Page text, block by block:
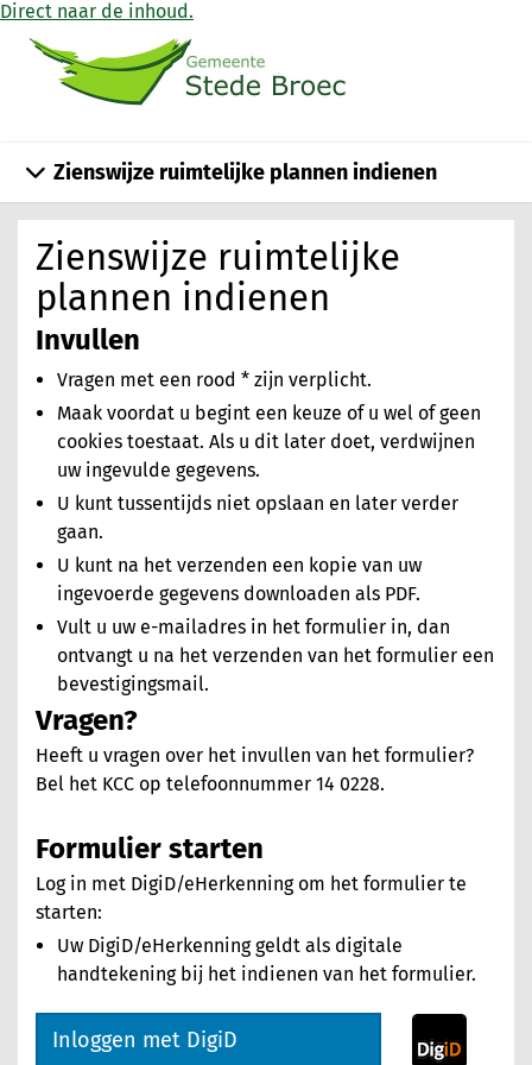
Direct naar de inhoud.
Zienswijze ruimtelijke
plannen indienen
Invullen
Vragen met een rood * zijn verplicht.
Maak voordat u begint een keuze of u wel of geen
cookies toestaat. Als u dit later doet, verdwijnen
uw ingevulde gegevens.
U kunt tussentijds niet opslaan en later verder
gaan.
U kunt na het verzenden een kopie van uw
ingevoerde gegevens downloaden als PDF.
Vult u uw e-mailadres in het formulier in, dan
ontvangt u na het verzenden van het formulier een
bevestigingsmail.
Vragen?
Heeft u vragen over het invullen van het formulier?
Bel het KCC op telefoonnummer 14 0228.
Formulier starten
Log in met DigiD/eHerkenning om het formulier te
starten:
Uw DigiD/eHerkenning geldt als digitale
handtekening bij het indienen van het formulier.
Inloggen met DigiD
Zienswijze ruimtelijke plannen indienen